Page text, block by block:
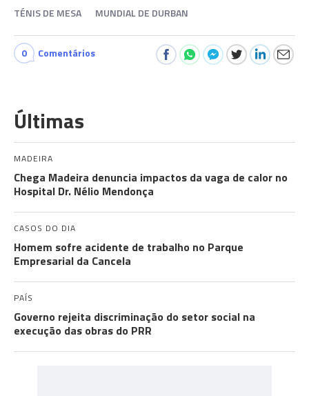
TÉNIS DE MESA MUNDIAL DE DURBAN
0 Comentários
Últimas
MADEIRA
Chega Madeira denuncia impactos da vaga de calor no
Hospital Dr. Nélio Mendonça
CASOS DO DIA
Homem sofre acidente de trabalho no Parque
Empresarial da Cancela
PAÍS
Governo rejeita discriminação do setor social na
execução das obras do PRR